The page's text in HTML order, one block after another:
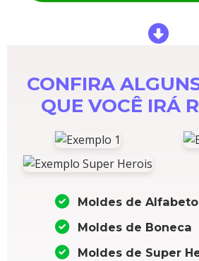
CONFIRA
QUE VOCÊ IRÁ
Moldes de Alfabeto
Moldes de Boneca
Moldes de Super